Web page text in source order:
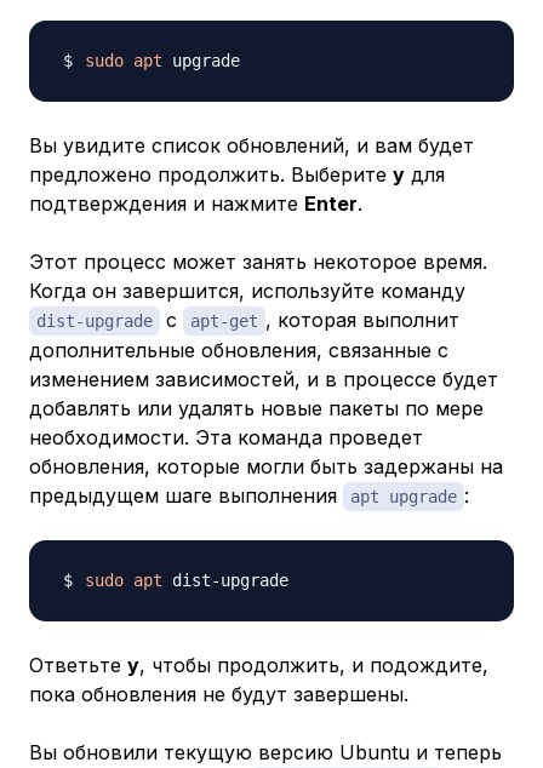
sudo apt
Вы увидите список обновлений, и вам будет
предложено продолжить. Выберите y для
подтверждения и нажмите Enter.
Этот процесс может занять некоторое время.
Когда он завершится, используйте команду
dist-upgrade с apt-get , которая выполнит
дополнительные обновления, связанные с
изменением зависимостей, и в процессе будет
добавлять или удалять новые пакеты по мере
необходимости. Эта команда проведет
обновления, которые могли быть задержаны на
предыдущем шаге выполнения
apt upgrade :
sudo apt
Ответьте y, чтобы продолжить, и подождите,
пока обновления не будут завершены.
Вы обновили текущую версию Ubuntu и теперь